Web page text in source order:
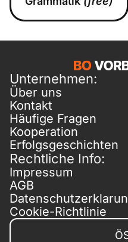
Unternehmen:
Über uns
Kontakt
Häufige Fragen
Kooperation
Erfolgsgeschichten
Rechtliche Info:
Impressum
AGB
Cookie-Richtlinie